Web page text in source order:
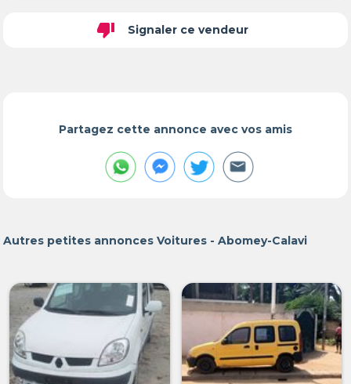
thumb_down Signaler ce vendeur
Partagez cette annonce avec vos amis
Autres petites annonces Voitures - Abomey-Calavi